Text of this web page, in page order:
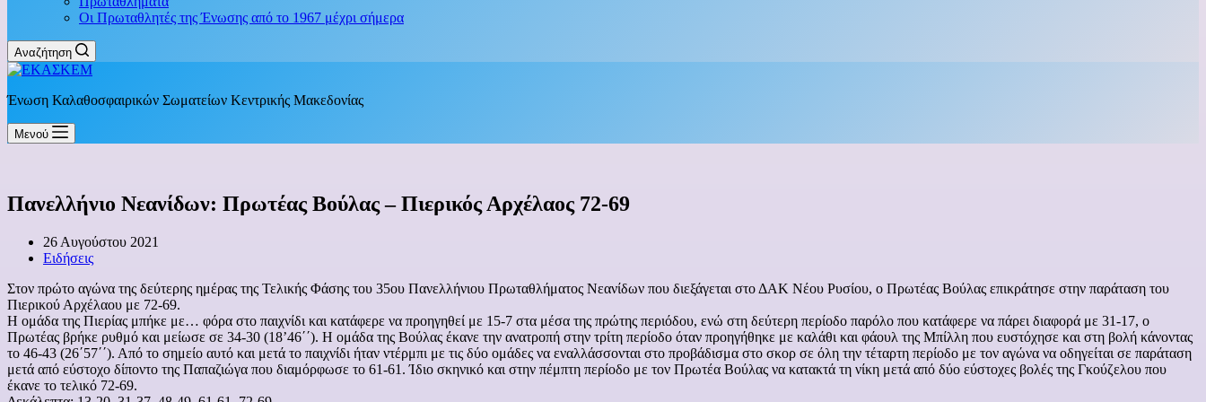
Οι Πρωταθλητές της Ένωσης από το 1967 μέχρι σήμερα
Αναζήτηση
Ένωση Καλαθοσφαιρικών Σωματείων Κεντρικής Μακεδονίας
Μενού
Πανελλήνιο Νεανίδων: Πρωτέας Βούλας – Πιερικός Αρχέλαος 72-69
26 Αυγούστου 2021
Ειδήσεις
Στον πρώτο αγώνα της δεύτερης ημέρας της Τελικής Φάσης του 35ου Πανελλήνιου Πρωταθλήματος Νεανίδων που διεξάγεται στο ΔΑΚ Νέου Ρυσίου, ο Πρωτέας Βούλας επικράτησε στην παράταση του
Πιερικού Αρχέλαου με 72-69.
Η ομάδα της Πιερίας μπήκε με… φόρα στο παιχνίδι και κατάφερε να προηγηθεί με 15-7 στα μέσα της πρώτης περιόδου, ενώ στη δεύτερη περίοδο παρόλο που κατάφερε να πάρει διαφορά με 31-17, ο
Πρωτέας βρήκε ρυθμό και μείωσε σε 34-30 (18’46΄΄). Η ομάδα της Βούλας έκανε την ανατροπή στην τρίτη περίοδο όταν προηγήθηκε με καλάθι και φάουλ της Μπίλλη που ευστόχησε και στη βολή κάνοντας
το 46-43 (26΄57΄΄). Από το σημείο αυτό και μετά το παιχνίδι ήταν ντέρμπι με τις δύο ομάδες να εναλλάσσονται στο προβάδισμα στο σκορ σε όλη την τέταρτη περίοδο με τον αγώνα να οδηγείται σε παράταση
μετά από εύστοχο δίποντο της Παπαζιώγα που διαμόρφωσε το 61-61. Ίδιο σκηνικό και στην πέμπτη περίοδο με τον Πρωτέα Βούλας να κατακτά τη νίκη μετά από δύο εύστοχες βολές της Γκούζελου που
έκανε το τελικό 72-69.